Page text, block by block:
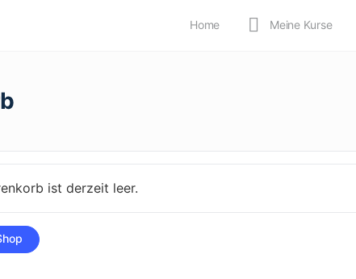
Home Meine Kurse
ist derzeit leer.